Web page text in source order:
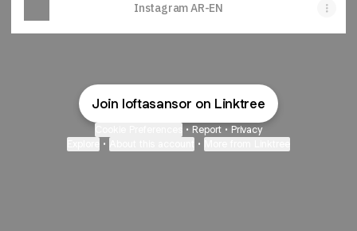
Instagram AR-EN
Join loftasansor on Linktree
• Report • Privacy
• •